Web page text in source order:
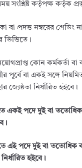
সংশ্লিষ্ট কর্তৃপক্ষ কর্তৃক
বা প্রদত্ত নম্বরের
ভিত্তিতে।
কোন কর্মকর্তা
পূর্বে বা একই সঙ্গে
জ্যেষ্ঠতা নির্ধারিত হইবে।
একই পদে দুই বা ততোধিক
এই পদে দুই বা ততোধিক
হইবে।